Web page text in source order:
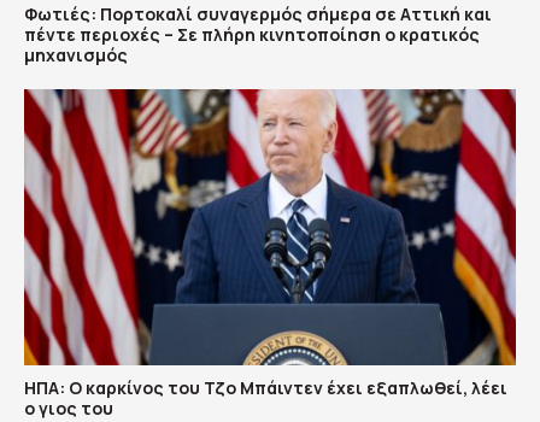
Φωτιές: Πορτοκαλί συναγερμός σήμερα σε Αττική και
πέντε περιοχές – Σε πλήρη κινητοποίηση ο κρατικός
μηχανισμός
ΗΠΑ: Ο καρκίνος του Τζο Μπάιντεν έχει εξαπλωθεί, λέει
ο γιος του